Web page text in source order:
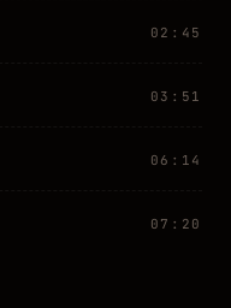
02:45
03:51
06:14
07:20